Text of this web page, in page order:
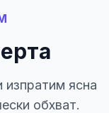
ясна
обхват.